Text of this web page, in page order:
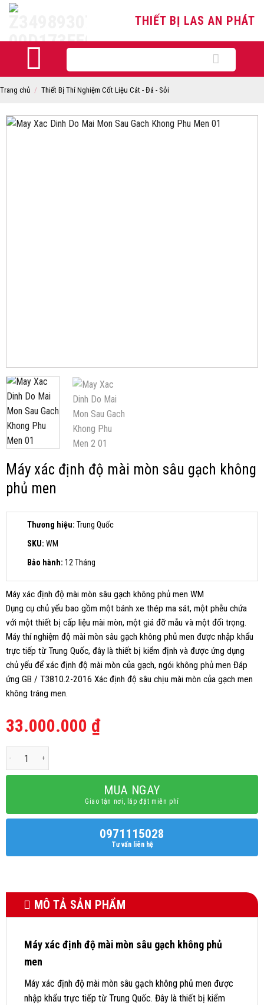
Skip
THIẾT BỊ LAS AN PHÁT
kiếm:
Trang chủ / Thiết Bị Thí Nghiệm Cốt Liệu Cát - Đá - Sỏi
Máy xác định độ mài mòn sâu gạch không
phủ men
Thương hiệu: Trung Quốc
SKU: WM
Bảo hành: 12 Tháng
Máy xác định độ mài mòn sâu gạch không phủ men WM
Dụng cụ chủ yếu bao gồm một bánh xe thép ma sát, một phễu chứa
với một thiết bị cấp liệu mài mòn, một giá đỡ mẫu và một đối trọng.
Máy thí nghiệm độ mài mòn sâu gạch không phủ men được nhập khẩu
trực tiếp từ Trung Quốc, đây là thiết bị kiểm định và được ứng dụng
chủ yếu để xác định độ mài mòn của gạch, ngói không phủ men Đáp
ứng GB / T3810.2-2016 Xác định độ sâu chịu mài mòn của gạch men
không tráng men.
33.000.000 ₫
Máy xác định độ mài mòn sâu gạch không phủ men số lượng
MUA NGAY
Giao tận nơi, lắp đặt miễn phí
0971115028
Tư vấn liên hệ
MÔ TẢ SẢN PHẨM
Máy xác định độ mài mòn sâu gạch không phủ
men
Máy xác định độ mài mòn sâu gạch không phủ men được
nhập khẩu trực tiếp từ Trung Quốc. Đây là thiết bị kiểm